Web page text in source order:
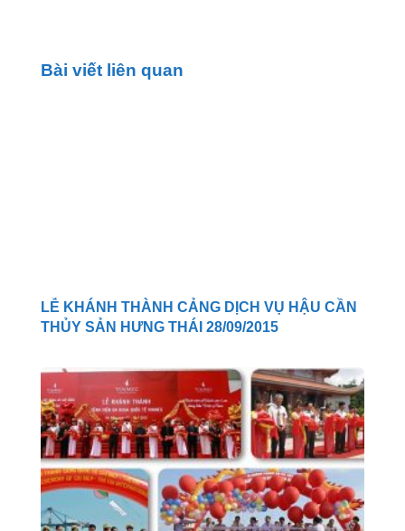
Bài viết liên quan
LỄ KHÁNH THÀNH CẢNG DỊCH VỤ HẬU CẦN
THỦY SẢN HƯNG THÁI 28/09/2015